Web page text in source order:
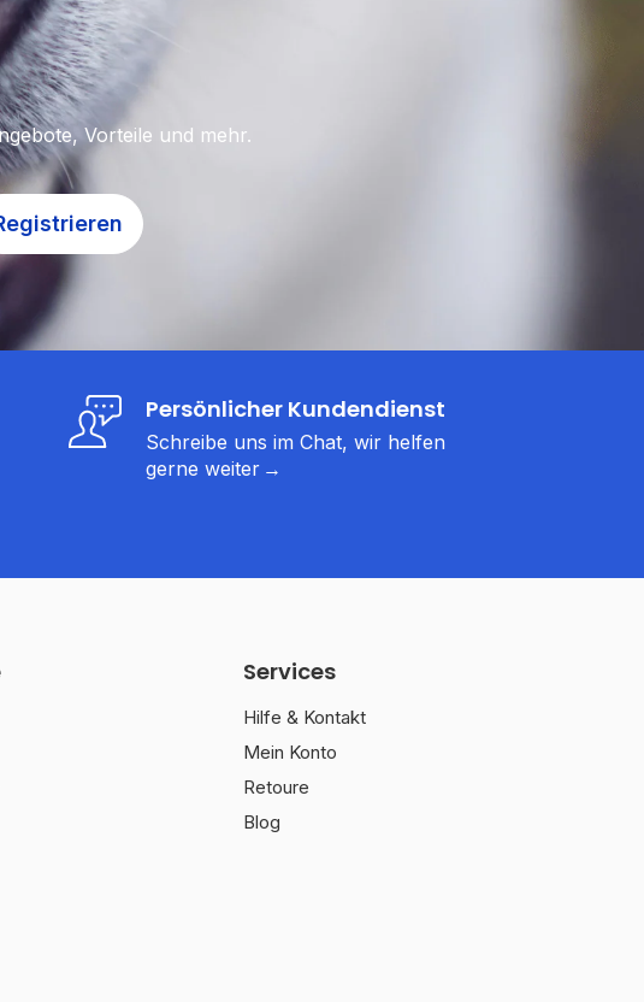
Vorteile und mehr.
Persönlicher Kundendienst
Schreibe uns im Chat, wir helfen
gerne weiter
Services
Hilfe & Kontakt
Mein Konto
Retoure
Blog